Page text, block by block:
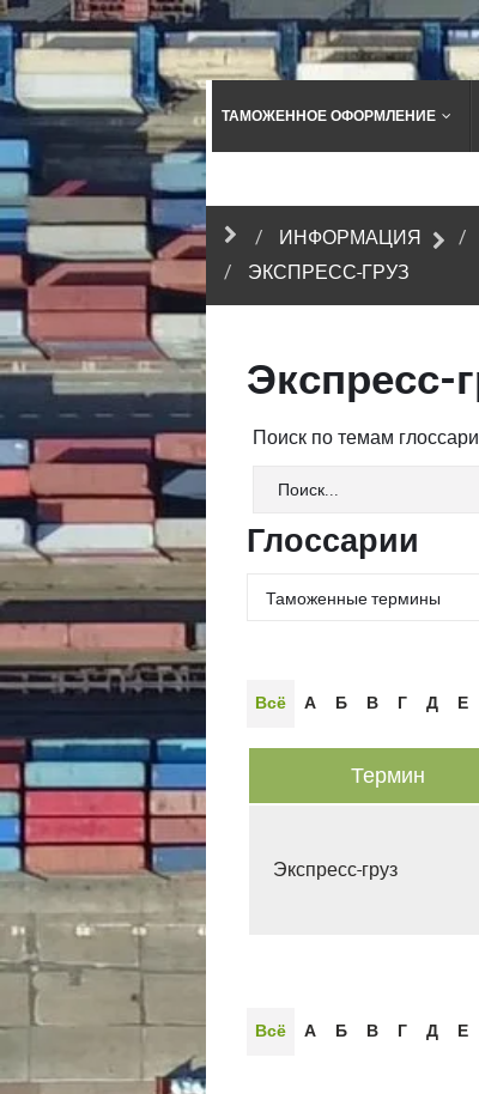
ТАМОЖЕННОЕ ОФОРМЛЕНИЕ
ИНФОРМАЦИЯ
ЭКСПРЕСС-ГРУЗ
Экспресс-
Поиск по темам
Глоссарии
Всё А Б В Г Д Е
Термин
Экспресс-груз
Всё А Б В Г Д Е